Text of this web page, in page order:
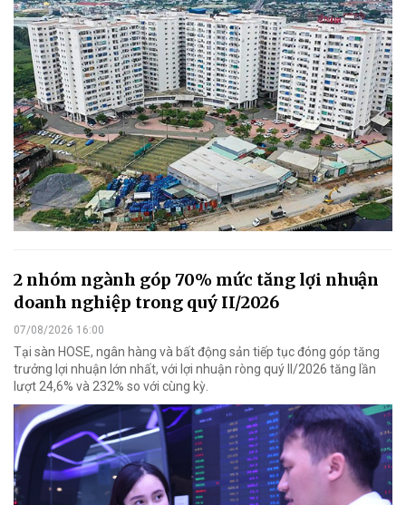
2 nhóm ngành góp 70% mức tăng lợi nhuận
doanh nghiệp trong quý II/2026
07/08/2026 16:00
Tại sàn HOSE, ngân hàng và bất động sản tiếp tục đóng góp tăng
trưởng lợi nhuận lớn nhất, với lợi nhuận ròng quý II/2026 tăng lần
lượt 24,6% và 232% so với cùng kỳ.